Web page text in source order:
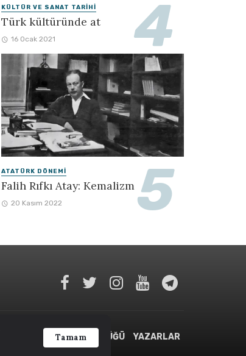
Tamam
KÜLTÜR VE SANAT TARIHI
Türk kültüründe at
16 Ocak 2021
ATATÜRK DÖNEMI
Falih Rıfkı Atay: Kemalizm
20 Kasım 2022
TARIH TERIMLERI SÖZLÜĞÜ YAZARLAR